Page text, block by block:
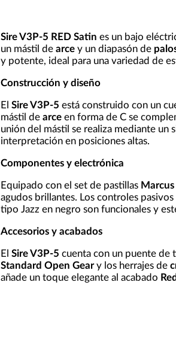
Sire V3P-5 RED Satin es un bajo
un mástil de arcey un diapasón de
y potente, ideal para una variedad de
Construcción y diseño
El Sire V3P-5 está construido con un
mástil de arceen forma de C se
unión del mástil se realiza mediante un
interpretación en posiciones altas.
Componentes y electrónica
Equipado con el set de pastillas
agudos brillantes. Los controles
tipo Jazz en negro son funcionales y
Accesorios y acabados
El Sire V3P-5 cuenta con un puente de
Standard Open Geary los herrajes de
añade un toque elegante al acabado